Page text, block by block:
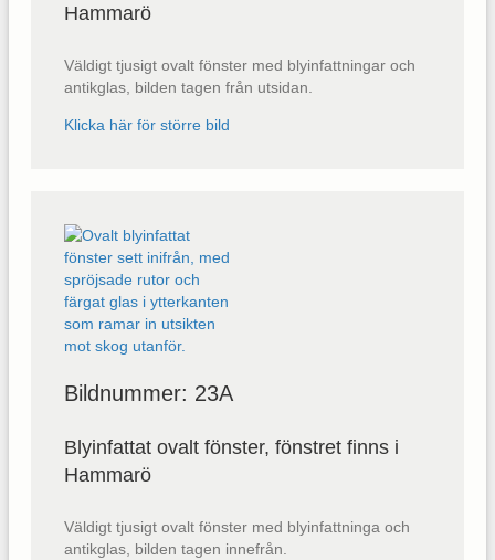
Hammarö
Väldigt tjusigt ovalt fönster med blyinfattningar och
antikglas, bilden tagen från utsidan.
Klicka här för större bild
Bildnummer: 23A
Blyinfattat ovalt fönster, fönstret finns i
Hammarö
Väldigt tjusigt ovalt fönster med blyinfattninga och
antikglas, bilden tagen innefrån.